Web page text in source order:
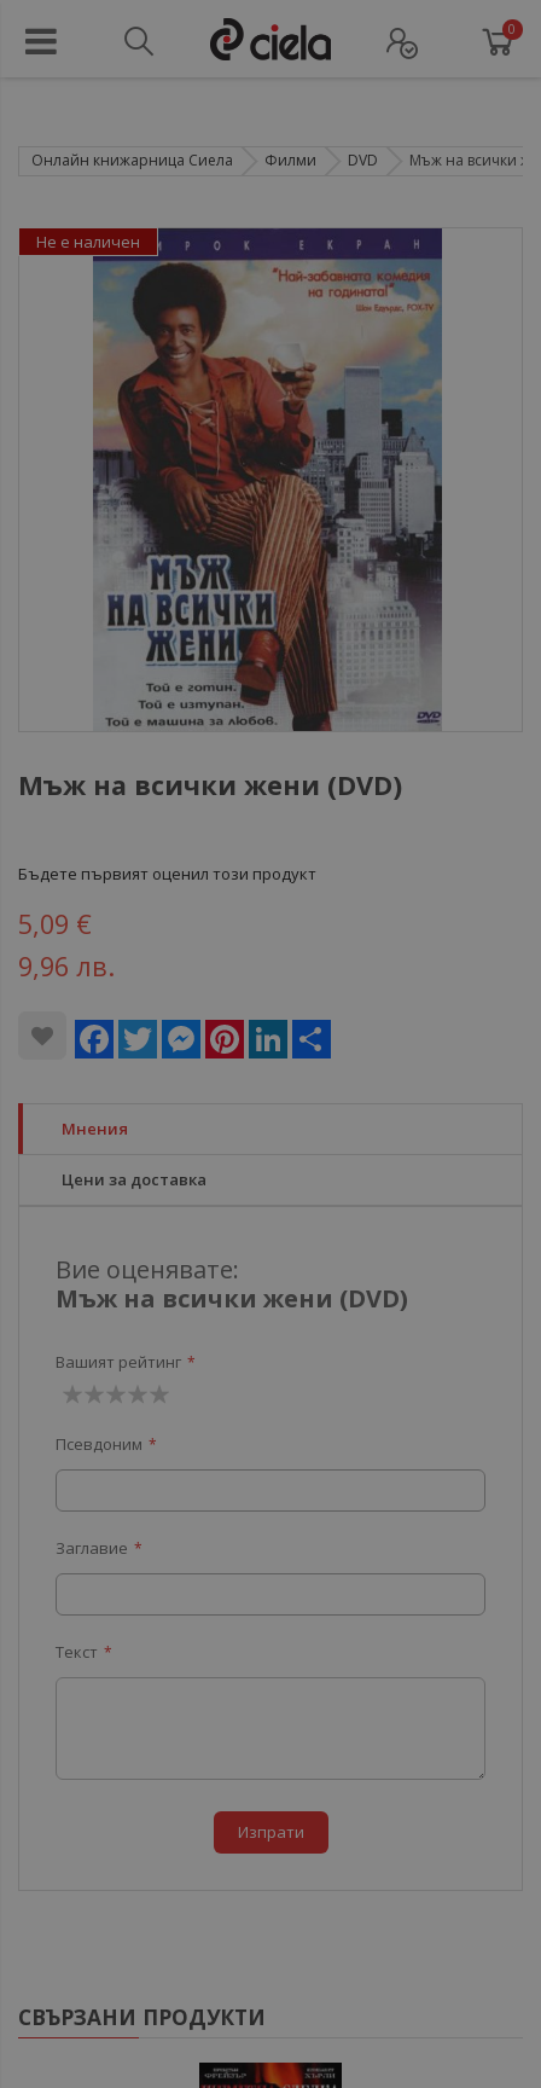
0
Онлайн книжарница Сиела Филми DVD Мъж на всички
Мъж на всички жени (DVD)
Бъдете първият оценил този продукт
5,09 €
9,96 лв.
Facebook
Twitter MessengerPinterestLinkedIn
Не е наличен
Мнения
Цени за доставка
Вие оценявате:
Мъж на всички жени (DVD)
Вашият рейтинг
звезда
звезди
звезди
звезди
звезди
Псевдоним
Заглавие
Текст
Изпрати
СВЪРЗАНИ ПРОДУКТИ